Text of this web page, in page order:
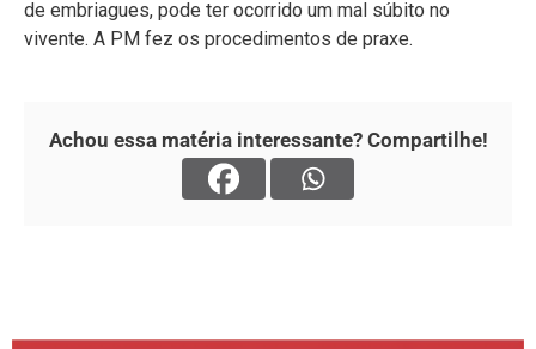
de embriagues, pode ter ocorrido um mal súbito no
vivente. A PM fez os procedimentos de praxe.
Achou essa matéria interessante? Compartilhe!